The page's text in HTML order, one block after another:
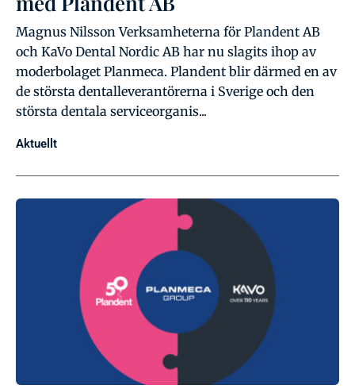
Magnus Nilsson Verksamheterna för Plandent AB
och KaVo Dental Nordic AB har nu slagits ihop av
moderbolaget Planmeca. Plandent blir därmed en av
de största dentalleverantörerna i Sverige och den
största dentala serviceorganis...
Aktuellt